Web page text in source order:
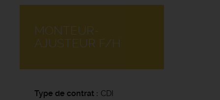
MONTEUR-
AJUSTEUR F/H
Type de contrat
CDI